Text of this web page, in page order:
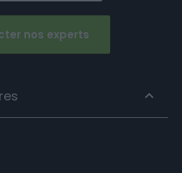
nos experts